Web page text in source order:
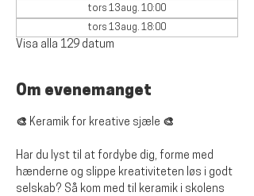
tors 13 aug. 10:00
tors 13 aug. 18:00
Visa alla 129 datum
Om evenemanget
🎨 Keramik for kreative sjæle 🎨
Har du lyst til at fordybe dig, forme med
hænderne og slippe kreativiteten løs i godt
selskab? Så kom med til keramik i skolens